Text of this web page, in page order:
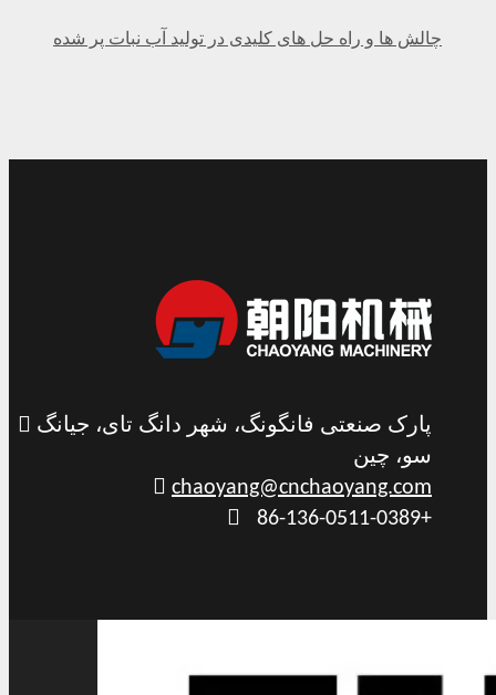
چالش ها و راه حل های کلیدی در تولید آب نبات پر شده

سو، چین
 chaoyang@cnchaoyang.com

86-136-0511-0389+